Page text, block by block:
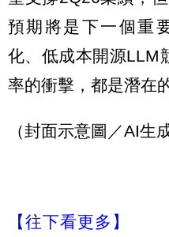
預期將是下一個重
化、低成本開源LLM
率的衝擊，都是潛在
（封面示意圖／AI生成
【往下看更多】